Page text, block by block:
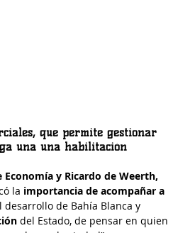
que permite gestionar
una una habilitación
y Ricardo de Weerth,
la importancia de acompañar a
de Bahía Blanca y
del Estado, de pensar en quien